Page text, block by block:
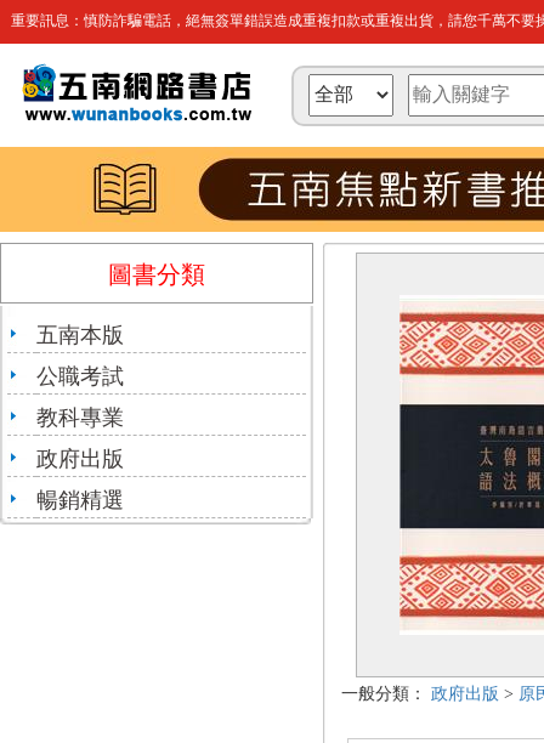
重要訊息：慎防詐騙電話，絕無簽單錯誤造成重複扣款或重複出貨，請您千萬不要
圖書分類
五南本版
公職考試
教科專業
政府出版
暢銷精選
一般分類： 政府出版 > 原